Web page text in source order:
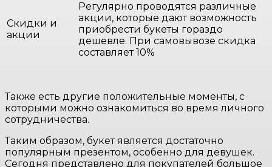
Скидки и
акции
Регулярно проводятся различные
акции, которые дают возможность
приобрести букеты гораздо
дешевле. При самовывозе скидка
составляет 10%
Также есть другие положительные моменты, с
которыми можно ознакомиться во время личного
сотрудничества.
Таким образом, букет является достаточно
популярным презентом, особенно для девушек.
Сегодня представлено для покупателей большое